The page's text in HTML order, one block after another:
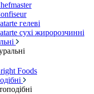
гелеві
сухі жиророзчинні
Foods